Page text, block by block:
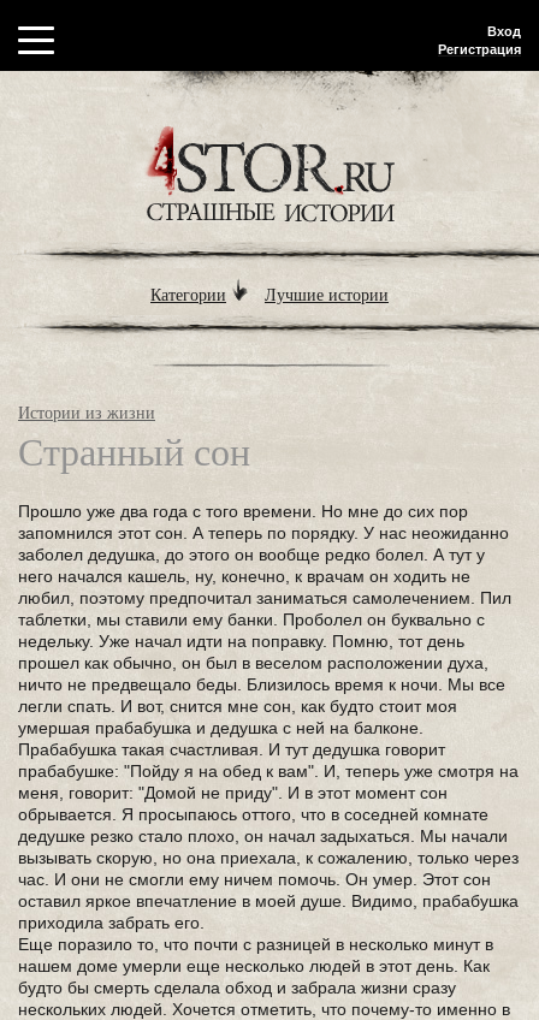
Вход
Регистрация
Категории Лучшие истории
Истории из жизни
Странный сон
Прошло уже два года с того времени. Но мне до сих пор
запомнился этот сон. А теперь по порядку. У нас неожиданно
заболел дедушка, до этого он вообще редко болел. А тут у
него начался кашель, ну, конечно, к врачам он ходить не
любил, поэтому предпочитал заниматься самолечением. Пил
таблетки, мы ставили ему банки. Проболел он буквально с
недельку. Уже начал идти на поправку. Помню, тот день
прошел как обычно, он был в веселом расположении духа,
ничто не предвещало беды. Близилось время к ночи. Мы все
легли спать. И вот, снится мне сон, как будто стоит моя
умершая прабабушка и дедушка с ней на балконе.
Прабабушка такая счастливая. И тут дедушка говорит
прабабушке: "Пойду я на обед к вам". И, теперь уже смотря на
меня, говорит: "Домой не приду". И в этот момент сон
обрывается. Я просыпаюсь оттого, что в соседней комнате
дедушке резко стало плохо, он начал задыхаться. Мы начали
вызывать скорую, но она приехала, к сожалению, только через
час. И они не смогли ему ничем помочь. Он умер. Этот сон
оставил яркое впечатление в моей душе. Видимо, прабабушка
приходила забрать его.
Еще поразило то, что почти с разницей в несколько минут в
нашем доме умерли еще несколько людей в этот день. Как
будто бы смерть сделала обход и забрала жизни сразу
нескольких людей. Хочется отметить, что почему-то именно в